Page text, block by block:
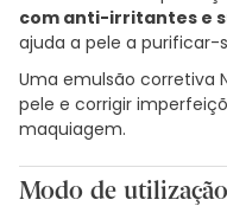
com anti-irritantes e
ajuda a pele a purificar-
Uma emulsão corretiva
pele e corrigir
maquiagem.
Modo de utilização